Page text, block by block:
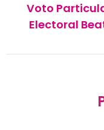
Voto
Electoral